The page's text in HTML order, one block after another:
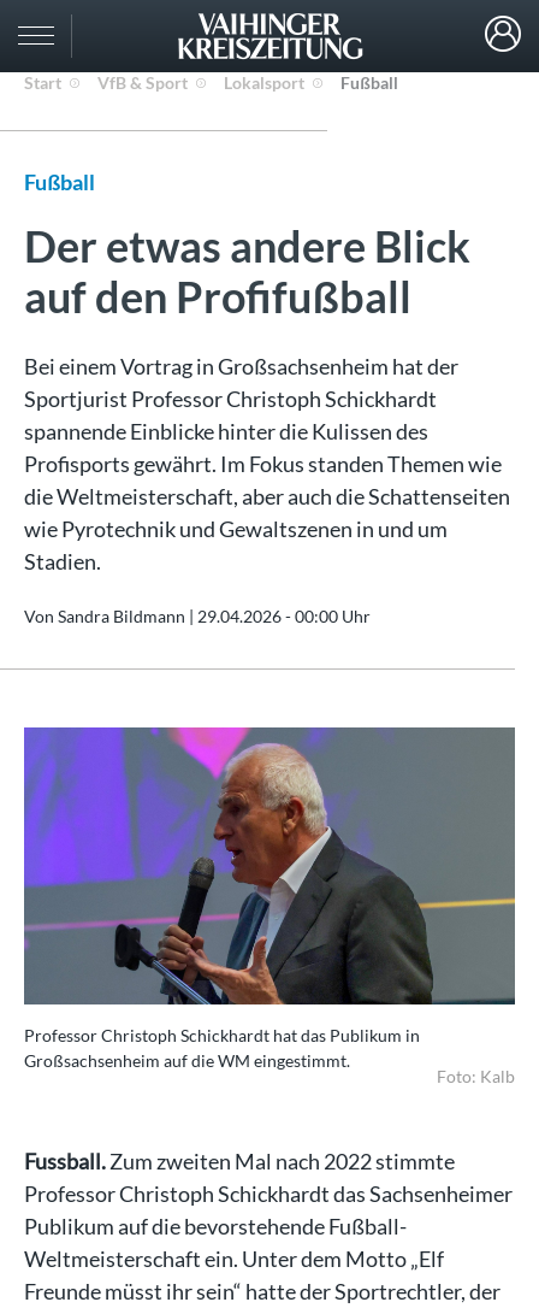
Start VfB & Sport Lokalsport Fußball
Fußball
Der etwas andere Blick
auf den Profifußball
Bei einem Vortrag in Großsachsenheim hat der
Sportjurist Professor Christoph Schickhardt
spannende Einblicke hinter die Kulissen des
Profisports gewährt. Im Fokus standen Themen wie
die Weltmeisterschaft, aber auch die Schattenseiten
wie Pyrotechnik und Gewaltszenen in und um
Stadien.
Von Sandra Bildmann | 29.04.2026 - 00:00 Uhr
Professor Christoph Schickhardt hat das Publikum in
Großsachsenheim auf die WM eingestimmt.
Foto: Kalb
Fussball.Zum zweiten Mal nach 2022 stimmte
Professor Christoph Schickhardt das Sachsenheimer
Publikum auf die bevorstehende Fußball-
Weltmeisterschaft ein. Unter dem Motto „Elf
Freunde müsst ihr sein“ hatte der Sportrechtler, der